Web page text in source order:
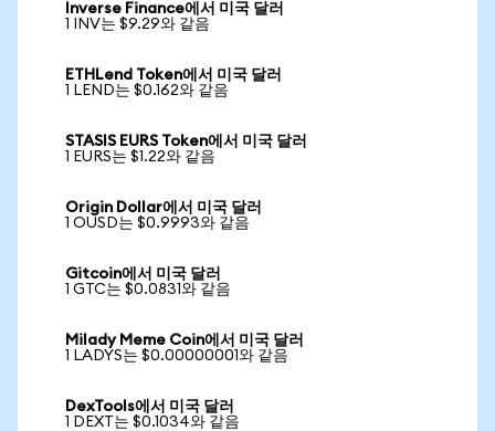
Inverse Finance에서 미국 달러
1 INV는 $9.29와 같음
ETHLend Token에서 미국 달러
1 LEND는 $0.162와 같음
STASIS EURS Token에서 미국 달러
1 EURS는 $1.22와 같음
Origin Dollar에서 미국 달러
1 OUSD는 $0.9993와 같음
Gitcoin에서 미국 달러
1 GTC는 $0.0831와 같음
Milady Meme Coin에서 미국 달러
1 LADYS는 $0.00000001와 같음
DexTools에서 미국 달러
1 DEXT는 $0.1034와 같음